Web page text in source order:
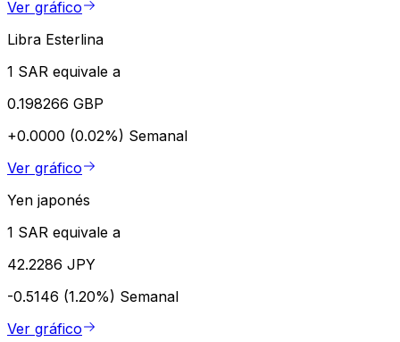
Ver gráfico
Libra Esterlina
1 SAR equivale a
0.198266 GBP
+0.0000 (0.02%) Semanal
Ver gráfico
Yen japonés
1 SAR equivale a
42.2286 JPY
-0.5146 (1.20%) Semanal
Ver gráfico